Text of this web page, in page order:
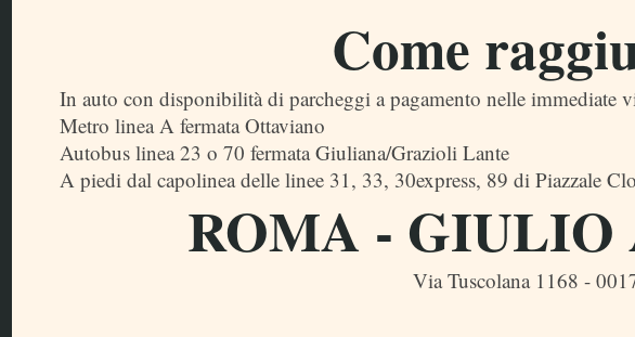
Come
In auto con disponibilità di parcheggi a pagamento nelle immediate
Metro linea A fermata Ottaviano
Autobus linea 23 o 70 fermata Giuliana/Grazioli Lante
A piedi dal capolinea delle linee 31, 33, 30express, 89 di Piazzale
ROMA - GIULIO
Via Tuscolana 1168 -